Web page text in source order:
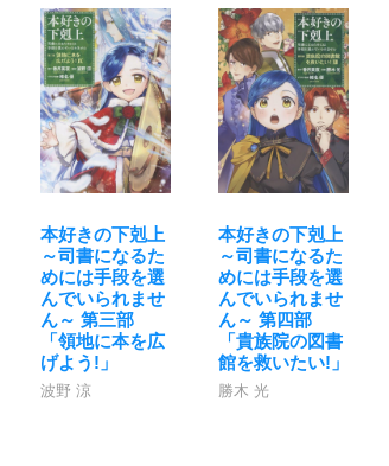
本好きの下剋上
～司書になるた
めには手段を選
んでいられませ
ん～ 第三部
「領地に本を広
げよう!」
波野 涼
本好きの下剋上
～司書になるた
めには手段を選
んでいられませ
ん～ 第四部
「貴族院の図書
館を救いたい!」
勝木 光